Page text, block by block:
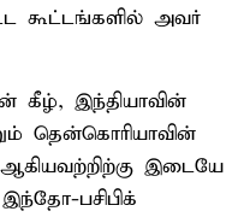
கூட்டங்களில் அவர்
கீழ், இந்தியாவின்
தென்கொரியாவின்
இடையே
பசிபிக்